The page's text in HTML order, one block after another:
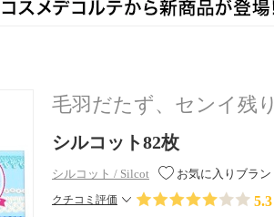
毛羽だたず、センイ残
シルコット82枚
シルコット / Silcot お気に入りブラン
クチコミ評価 5.3